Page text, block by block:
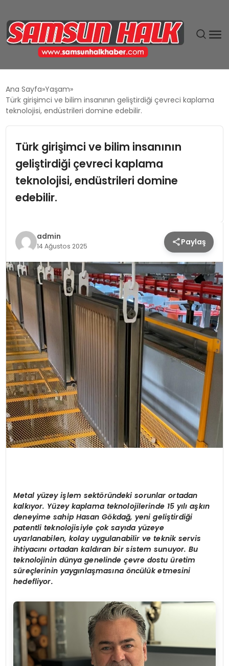
EĞITIM
GÜNDEM
MAGAZIN
SPOR
TEKNOLOJI
YAŞAM
Ana Sayfa Yaşam
Türk girişimci ve bilim insanının geliştirdiği çevreci kaplama
teknolojisi, endüstrileri domine edebilir.
Türk girişimci ve bilim insanının
geliştirdiği çevreci kaplama
teknolojisi, endüstrileri domine
edebilir.
admin
14 Ağustos 2025 Paylaş
Metal yüzey işlem sektöründeki sorunlar ortadan
kalkıyor. Yüzey kaplama teknolojilerinde 15 yılı aşkın
deneyime sahip Hasan Gökdağ, yeni geliştirdiği
patentli teknolojisiyle çok sayıda yüzeye
uyarlanabilen, kolay uygulanabilir ve teknik servis
ihtiyacını ortadan kaldıran bir sistem sunuyor. Bu
teknolojinin dünya genelinde çevre dostu üretim
süreçlerinin yaygınlaşmasına öncülük etmesini
hedefliyor.